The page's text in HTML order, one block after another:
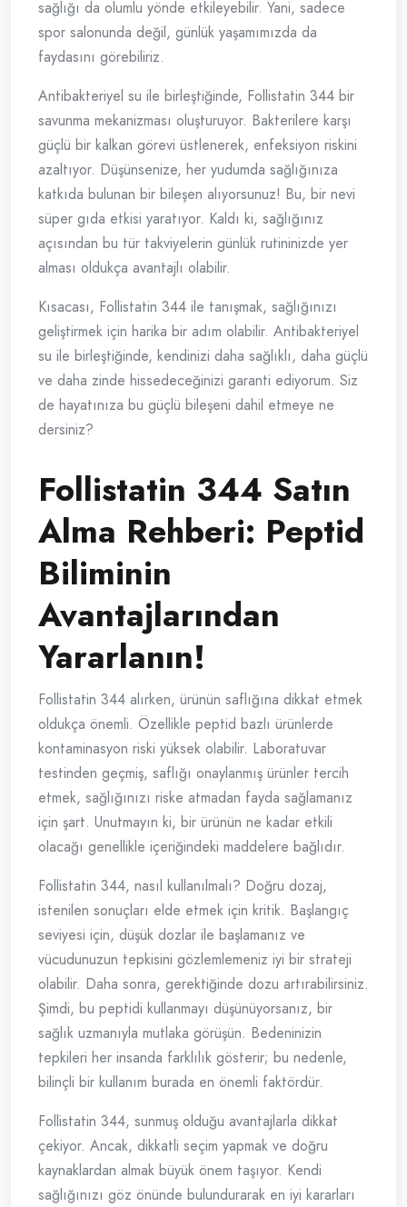
sağlığı da olumlu yönde etkileyebilir. Yani, sadece
spor salonunda değil, günlük yaşamımızda da
faydasını görebiliriz.
Antibakteriyel su ile birleştiğinde, Follistatin 344 bir
savunma mekanizması oluşturuyor. Bakterilere karşı
güçlü bir kalkan görevi üstlenerek, enfeksiyon riskini
azaltıyor. Düşünsenize, her yudumda sağlığınıza
katkıda bulunan bir bileşen alıyorsunuz! Bu, bir nevi
süper gıda etkisi yaratıyor. Kaldı ki, sağlığınız
açısından bu tür takviyelerin günlük rutininizde yer
alması oldukça avantajlı olabilir.
Kısacası, Follistatin 344 ile tanışmak, sağlığınızı
geliştirmek için harika bir adım olabilir. Antibakteriyel
su ile birleştiğinde, kendinizi daha sağlıklı, daha güçlü
ve daha zinde hissedeceğinizi garanti ediyorum. Siz
de hayatınıza bu güçlü bileşeni dahil etmeye ne
dersiniz?
Follistatin 344 Satın
Alma Rehberi: Peptid
Biliminin
Avantajlarından
Yararlanın!
Follistatin 344 alırken, ürünün saflığına dikkat etmek
oldukça önemli. Özellikle peptid bazlı ürünlerde
kontaminasyon riski yüksek olabilir. Laboratuvar
testinden geçmiş, saflığı onaylanmış ürünler tercih
etmek, sağlığınızı riske atmadan fayda sağlamanız
için şart. Unutmayın ki, bir ürünün ne kadar etkili
olacağı genellikle içeriğindeki maddelere bağlıdır.
Follistatin 344, nasıl kullanılmalı? Doğru dozaj,
istenilen sonuçları elde etmek için kritik. Başlangıç
seviyesi için, düşük dozlar ile başlamanız ve
vücudunuzun tepkisini gözlemlemeniz iyi bir strateji
olabilir. Daha sonra, gerektiğinde dozu artırabilirsiniz.
Şimdi, bu peptidi kullanmayı düşünüyorsanız, bir
sağlık uzmanıyla mutlaka görüşün. Bedeninizin
tepkileri her insanda farklılık gösterir; bu nedenle,
bilinçli bir kullanım burada en önemli faktördür.
Follistatin 344, sunmuş olduğu avantajlarla dikkat
çekiyor. Ancak, dikkatli seçim yapmak ve doğru
kaynaklardan almak büyük önem taşıyor. Kendi
sağlığınızı göz önünde bulundurarak en iyi kararları